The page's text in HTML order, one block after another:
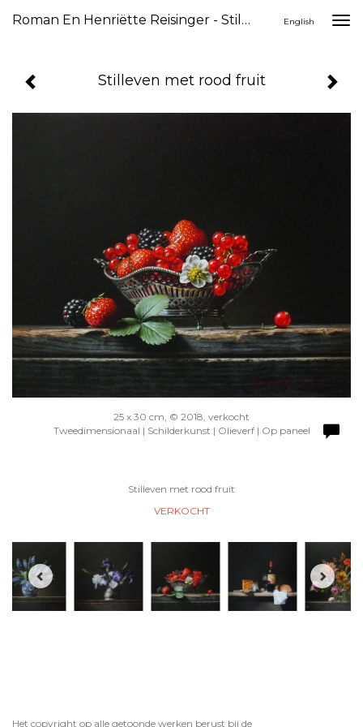
Roman En Henriëtte Reisinger - Stilleven Met Rood Fruit English
Stilleven met rood fruit
25 x 30 cm, © 2018, verkocht
Tweedimensionaal | Schilderkunst | Olieverf | Op paneel
Stilleven met rood fruit
VERKOCHT
Het copyright op alle getoonde werken berust bij de